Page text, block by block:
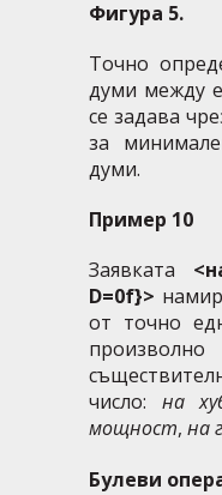
Фигура 5.
Точно
думи между
се задава
за
думи.
Пример 10
Заявката
D=0f}>
от точно
число: на
мощност, на
Булеви